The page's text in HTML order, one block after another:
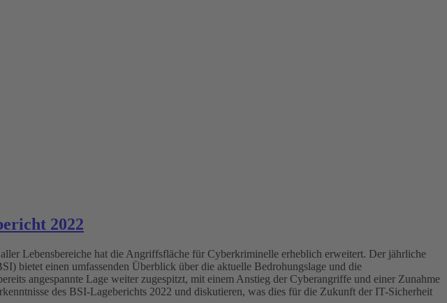
2022
Lebensbereiche hat die Angriffsfläche für Cyberkriminelle erheblich erweitert. Der jährliche
bietet einen umfassenden Überblick über die aktuelle Bedrohungslage und die
angespannte Lage weiter zugespitzt, mit einem Anstieg der Cyberangriffe und einer Zunahme
des BSI-Lageberichts 2022 und diskutieren, was dies für die Zukunft der IT-Sicherheit